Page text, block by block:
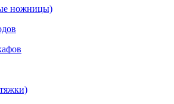
ножницы)